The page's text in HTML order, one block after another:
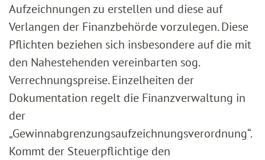
Aufzeichnungen zu erstellen und diese auf
Verlangen der Finanzbehörde vorzulegen. Diese
Pflichten beziehen sich insbesondere auf die mit
den Nahestehenden vereinbarten sog.
Verrechnungspreise. Einzelheiten der
Dokumentation regelt die Finanzverwaltung in
der
„Gewinnabgrenzungsaufzeichnungsverordnung“.
Kommt der Steuerpflichtige den